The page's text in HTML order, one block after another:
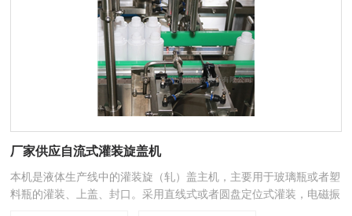
厂家供应自流式灌装旋盖机
本机是液体生产线中的灌装旋（轧）盖主机，主要用于玻璃瓶或者塑
料瓶的灌装、上盖、封口。采用直线式或者圆盘定位式灌装，电磁振